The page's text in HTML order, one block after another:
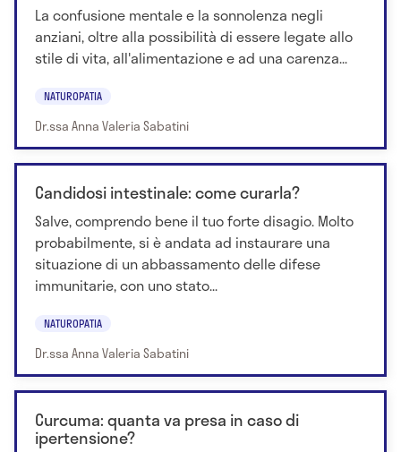
La confusione mentale e la sonnolenza negli
anziani, oltre alla possibilità di essere legate allo
stile di vita, all'alimentazione e ad una carenza...
NATUROPATIA
Dr.ssa Anna Valeria Sabatini
Candidosi intestinale: come curarla?
Salve, comprendo bene il tuo forte disagio. Molto
probabilmente, si è andata ad instaurare una
situazione di un abbassamento delle difese
immunitarie, con uno stato...
NATUROPATIA
Dr.ssa Anna Valeria Sabatini
Curcuma: quanta va presa in caso di
ipertensione?